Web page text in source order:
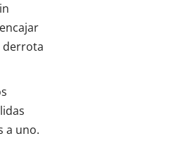
derrota
a uno.